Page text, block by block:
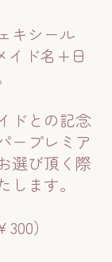
キシール
イド名+日
ドとの記念
ープレミア
選び頂く際
ます。
）